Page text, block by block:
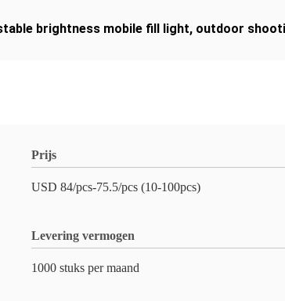
brightness mobile fill light, outdoor
Prijs
USD 84/pcs-75.5/pcs (10-100pcs)
Levering vermogen
1000 stuks per maand